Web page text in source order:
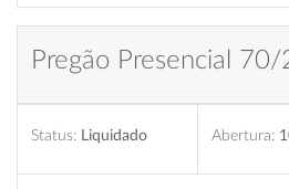
Pregão Presencial
Status: Liquidado Abertura: